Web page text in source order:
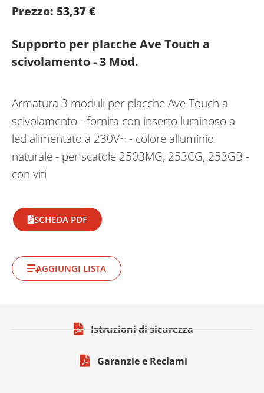
Prezzo: 53,37€
Supporto per placche Ave Touch a
scivolamento - 3 Mod.
Armatura 3 moduli per placche Ave Touch a
scivolamento - fornita con inserto luminoso a
led alimentato a 230V~ - colore alluminio
naturale - per scatole 2503MG, 253CG, 253GB -
con viti
SCHEDA PDF
AGGIUNGI LISTA
Istruzioni di sicurezza
Garanzie e Reclami